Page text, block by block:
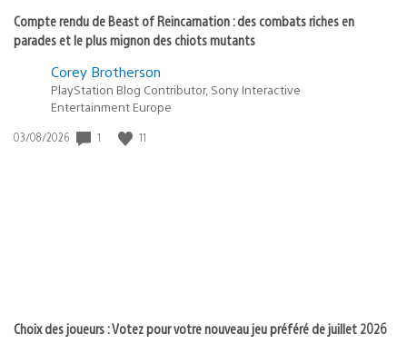
Compte rendu de Beast of Reincarnation : des combats riches en
parades et le plus mignon des chiots mutants
Corey Brotherson
PlayStation Blog Contributor, Sony Interactive
Entertainment Europe
Date
03/08/2026 1 11
Choix des joueurs : Votez pour votre nouveau jeu préféré de juillet 2026